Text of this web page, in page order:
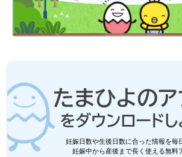
妊娠日数や生後日数に合った情報を毎
妊娠中から産後まで長く使える無料